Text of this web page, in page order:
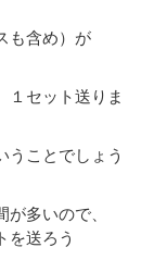
も含め）が
１セット送りま
うことでしょう
多いので、
を送ろう